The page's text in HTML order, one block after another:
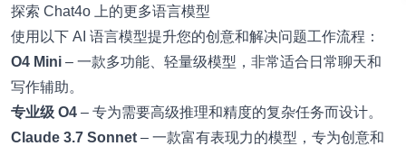
探索 Chat4o 上的更多语言模型
使用以下 AI 语言模型提升您的创意和解决问题工作流程：
O4 Mini – 一款多功能、轻量级模型，非常适合日常聊天和
写作辅助。
专业级 O4 – 专为需要高级推理和精度的复杂任务而设计。
Claude 3.7 Sonnet – 一款富有表现力的模型，专为创意和